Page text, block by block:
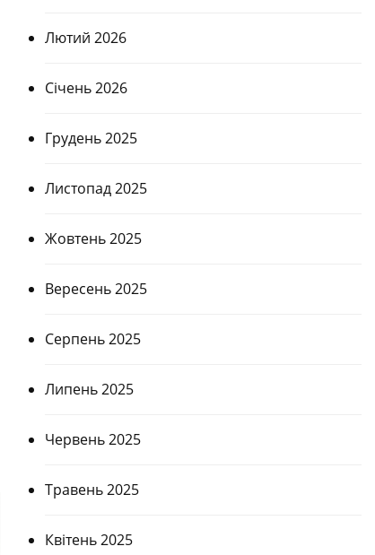
Лютий 2026
Січень 2026
Грудень 2025
Листопад 2025
Жовтень 2025
Вересень 2025
Серпень 2025
Липень 2025
Червень 2025
Травень 2025
Квітень 2025